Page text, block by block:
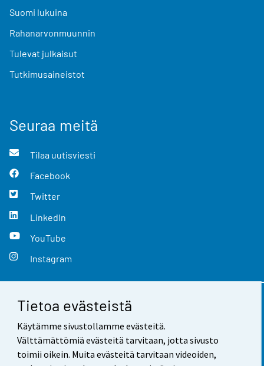
Tietoa evästeistä
Käytämme sivustollamme evästeitä.
Välttämättömiä evästeitä tarvitaan, jotta sivusto
toimii oikein. Muita evästeitä tarvitaan videoiden,
Suomi lukuina
Rahanarvonmuunnin
Tulevat julkaisut
Tutkimusaineistot
Seuraa meitä
Tilaa uutisviesti
Facebook
Twitter
LinkedIn
YouTube
Instagram
Yhteystiedot
Palaute
Käyttöehdot